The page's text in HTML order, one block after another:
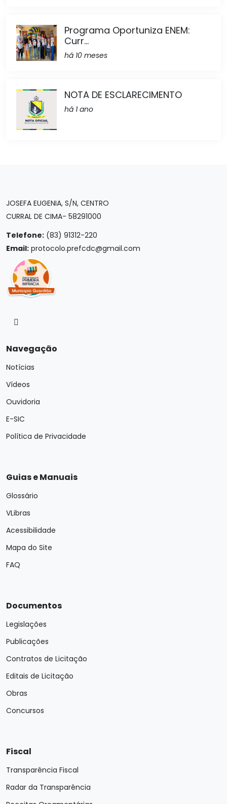
Programa Oportuniza ENEM:
Curr...
há 10 meses
NOTA DE ESCLARECIMENTO
há 1 ano
JOSEFA EUGENIA, S/N, CENTRO
CURRAL DE CIMA- 58291000
Telefone: (83) 91312-220
Email: protocolo.prefcdc@gmail.com
Navegação
Notícias
Vídeos
Ouvidoria
E-SIC
Política de Privacidade
Guias e Manuais
Glossário
VLibras
Acessibilidade
Mapa do Site
FAQ
Documentos
Legislações
Publicações
Contratos de Licitação
Editais de Licitação
Obras
Concursos
Fiscal
Transparência Fiscal
Radar da Transparência